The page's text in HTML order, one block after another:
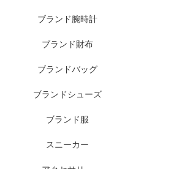
ブランド腕時計
ブランド財布
ブランドバッグ
ブランドシューズ
ブランド服
スニーカー